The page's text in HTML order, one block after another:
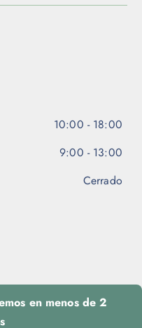
10:00 - 18:00
9:00 - 13:00
Cerrado
en menos de 2